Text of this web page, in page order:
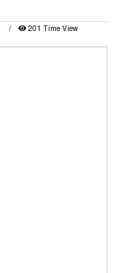
201 Time View